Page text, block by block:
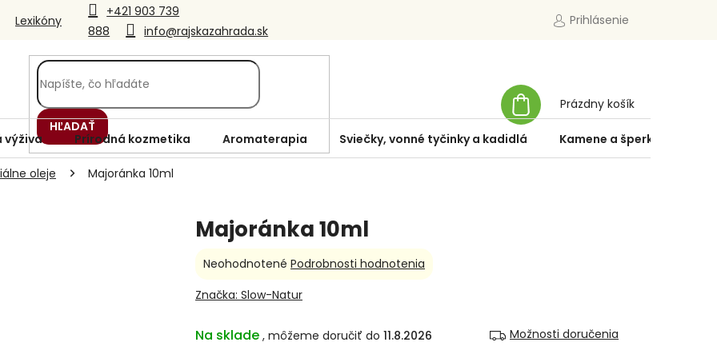
+421 903 739
888
info@rajskazahrada.sk
Lexikóny Prihlásenie
HĽADAŤ
KOŠÍK
Prázdny košík
výživa Prírodná kozmetika Aromaterapia Sviečky, vonné tyčinky a kadidlá Kamene a šperky
oleje Majoránka 10ml
Majoránka 10ml
Na sklade 11.8.2026 Možnosti doručenia
Priemerné
produktu
z
Neohodnotené Podrobnosti hodnotenia
Značka: Slow-Natur